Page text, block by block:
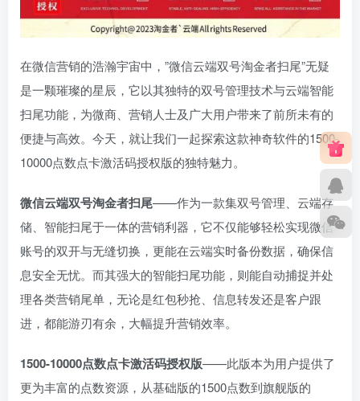
在微信营销的浩瀚宇宙中，”微信云端双号淘金者扫尾”无疑
是一颗璀璨的星辰，它以其独特的双号管理技术与云端智能
扫尾功能，为微商、营销人士及广大用户带来了前所未有的
便捷与高效。今天，就让我们一起探索这款神奇软件的1500-
10000点数点卡激活码授权版的独特魅力。
微信云端双号淘金者扫尾——作为一款集双号管理、云端存
储、智能扫尾于一体的营销利器，它不仅能够轻松实现微信
账号的双开与无缝切换，更能在云端实时备份数据，确保信
息安全无忧。而其强大的智能扫尾功能，则能自动捕捉并处
理各类营销尾单，无论是红包秒抢、信息转发还是客户跟
进，都能游刃有余，大幅提升营销效率。
1500-10000点数点卡激活码授权版——此版本为用户提供了
更为丰富的点数资源，从基础版的1500点数到旗舰版的